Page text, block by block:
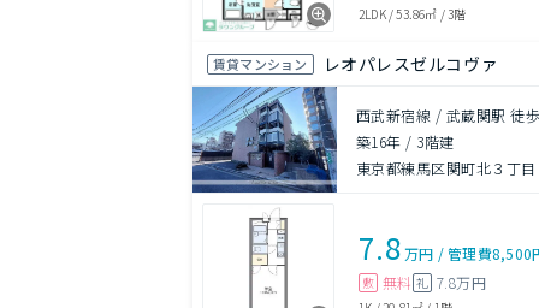
2LDK/53.86㎡ /3階
賃貸マンション レオパレスゼルコヴァ
西武新宿線 / 武蔵関駅 徒
築16年 / 3階建
東京都練馬区関町北３丁目
7.8万円 /管理費8,500
敷 無料 礼 7.8万円